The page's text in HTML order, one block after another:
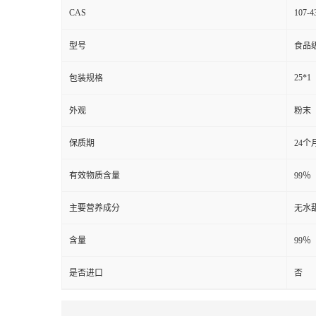
CAS 107-
型号 食品
包装规格 25*1
外观 粉末
保质期 24个
有效物质含量 99％
主要营养成分 无水
含量 99％
是否进口 否